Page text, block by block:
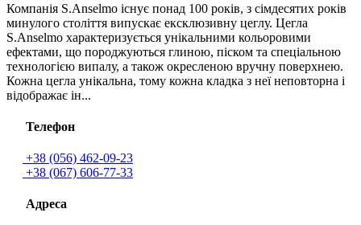
Компанія S.Anselmo існує понад 100 років, з сімдесятих років
минулого століття випускає ексклюзивну цеглу. Цегла
S.Anselmo характеризується унікальними кольоровими
ефектами, що породжуються глиною, піском та спеціальною
технологією випалу, а також окресленою вручну поверхнею.
Кожна цегла унікальна, тому кожна кладка з неї неповторна і
відображає ін...
Телефон
+38 (056) 462-09-23
+38 (067) 606-77-33
Адреса